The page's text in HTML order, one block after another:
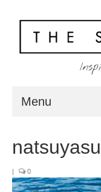
Menu
Client
| 0